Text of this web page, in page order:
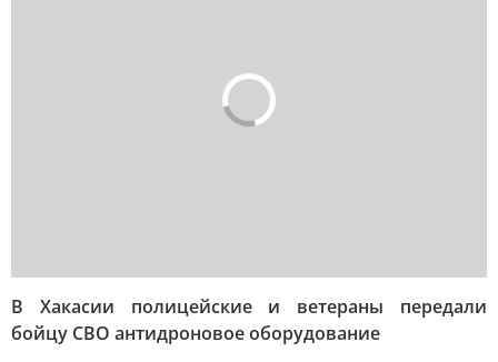
В Хакасии полицейские и ветераны передали
бойцу СВО антидроновое оборудование